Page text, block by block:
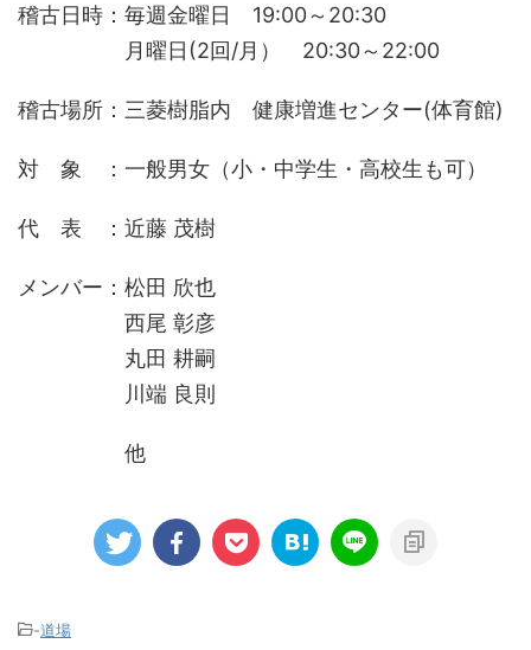
稽古日時：毎週金曜日 19:00～20:30
月曜日(2回/月） 20:30～22:00
稽古場所：三菱樹脂内 健康増進センター(体育館)
対 象 ：一般男女（小・中学生・高校生も可）
代 表 ：近藤 茂樹
メンバー：松田 欣也
西尾 彰彦
丸田 耕嗣
川端 良則
他
-道場